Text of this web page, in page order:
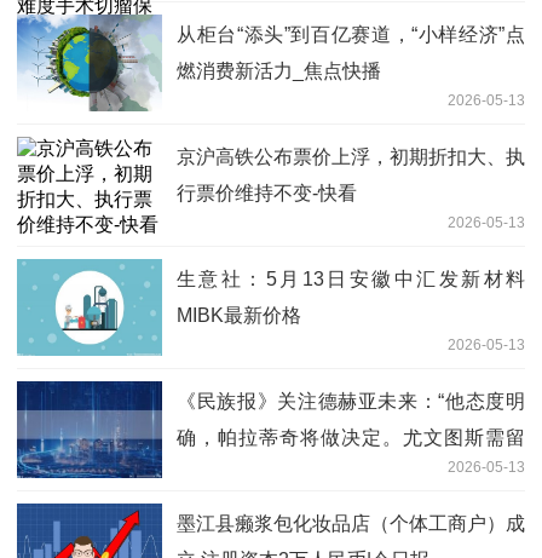
从柜台“添头”到百亿赛道，“小样经济”点
燃消费新活力_焦点快播
2026-05-13
京沪高铁公布票价上浮，初期折扣大、执
行票价维持不变-快看
2026-05-13
生意社：5月13日安徽中汇发新材料
MIBK最新价格
2026-05-13
《民族报》关注德赫亚未来：“他态度明
确，帕拉蒂奇将做决定。尤文图斯需留
2026-05-13
墨江县癞浆包化妆品店（个体工商户）成